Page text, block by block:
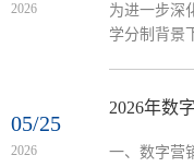
请美国田纳
19-20周为
2026
为进一步深
学分制背景
Programme
请英国坎布
05/25
2026
2026年数
一、数字营